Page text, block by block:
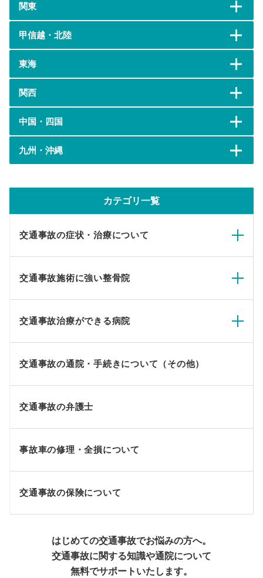
関東
甲信越・北陸
東海
関西
中国・四国
九州・沖縄
カテゴリ一覧
交通事故の症状・治療について
交通事故施術に強い整骨院
交通事故治療ができる病院
交通事故の通院・手続きについて（その他）
交通事故の弁護士
事故車の修理・全損について
交通事故の保険について
はじめての交通事故でお悩みの方へ。
交通事故に関する知識や通院について
無料でサポートいたします。